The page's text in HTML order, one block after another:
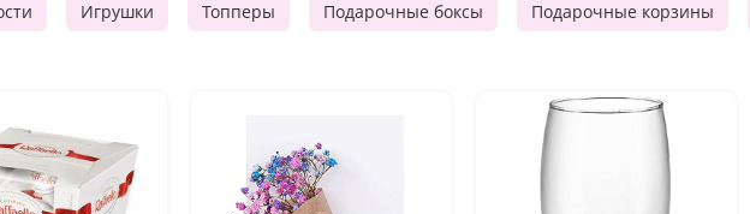
Игрушки Топперы Подарочные боксы Подарочные корзины